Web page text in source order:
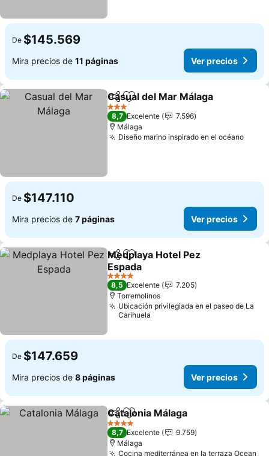
De $145.569
Mira precios de 11 páginas Ver precios
CompartirAgregar a favoritos
Casual del Mar Málaga
3 Estrellas
8,7 Excelente
7.596
Málaga
Diseño marino inspirado en el océano
De $147.110
Mira precios de 7 páginas Ver precios
CompartirAgregar a favoritos
Medplaya Hotel Pez
Espada
4 Estrellas
8,5 Excelente
7.205
Torremolinos
Ubicación privilegiada en el paseo de La
Carihuela
De $147.659
Mira precios de 8 páginas Ver precios
CompartirAgregar a favoritos
Catalonia Málaga
4 Estrellas
8,7 Excelente
9.759
Málaga
Cocina mediterránea en la terraza Ocean